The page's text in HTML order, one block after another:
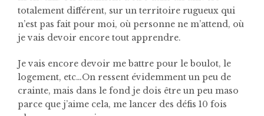
totalement différent, sur un territoire rugueux qui
n’est pas fait pour moi, où personne ne m’attend, où
je vais devoir encore tout apprendre.
Je vais encore devoir me battre pour le boulot, le
logement, etc…On ressent évidemment un peu de
crainte, mais dans le fond je dois être un peu maso
parce que j’aime cela, me lancer des défis 10 fois